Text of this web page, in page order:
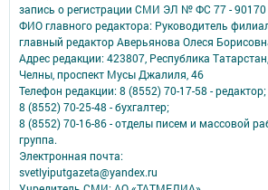
запись о регистрации СМИ ЭЛ № ФС 77 - 90170
ФИО главного редактора: Руководитель
главный редактор Аверьянова Олеся
Адрес редакции: 423807, Республика
Челны, проспект Мусы Джалиля, 46
Телефон редакции: 8 (8552) 70-17-58 - редактор;
8 (8552) 70-25-48 - бухгалтер;
8 (8552) 70-16-86 - отделы писем и массовой
группа.
Электронная почта:
svetlyiputgazeta@yandex.ru